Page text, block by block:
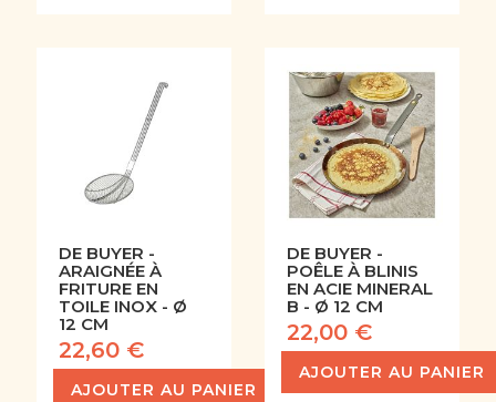
DE BUYER -
ARAIGNÉE À
FRITURE EN
TOILE INOX - Ø
12 CM
22,60 €
AJOUTER AU PANIER
DE BUYER -
POÊLE À BLINIS
EN ACIE MINERAL
B - Ø 12 CM
22,00 €
AJOUTER AU PANIER